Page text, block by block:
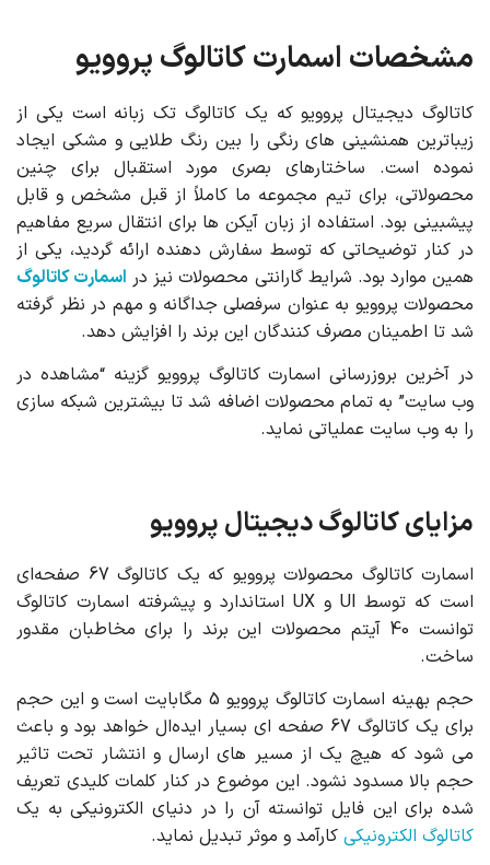
مشخصات اسمارت کاتالوگ پروویو
کاتالوگ دیجیتال پروویو که یک کاتالوگ تک زبانه است یکی از
زیباترین همنشینی های رنگی را بین رنگ طلایی و مشکی ایجاد
نموده است. ساختارهای بصری مورد استقبال برای چنین
محصولاتی، برای تیم مجموعه ما کاملاً از قبل مشخص و قابل
پیشبینی بود. استفاده از زبان آیکن ها برای انتقال سریع مفاهیم
در کنار توضیحاتی که توسط سفارش دهنده ارائه گردید، یکی از
همین موارد بود. شرایط گارانتی محصولات نیز در اسمارت کاتالوگ
محصولات پروویو به عنوان سرفصلی جداگانه و مهم در نظر گرفته
شد تا اطمینان مصرف کنندگان این برند را افزایش دهد.
در آخرین بروزرسانی اسمارت کاتالوگ پروویو گزینه “مشاهده در
وب سایت” به تمام محصولات اضافه شد تا بیشترین شبکه سازی
را به وب سایت عملیاتی نماید.
مزایای کاتالوگ دیجیتال پروویو
اسمارت کاتالوگ محصولات پروویو که یک کاتالوگ 67 صفحه‌ای
است که توسط UI و UX استاندارد و پیشرفته اسمارت کاتالوگ
توانست 40 آیتم محصولات این برند را برای مخاطبان مقدور
ساخت.
حجم بهینه اسمارت کاتالوگ پروویو 5 مگابایت است و این حجم
برای یک کاتالوگ 67 صفحه ای بسیار ایده‌ال خواهد بود و باعث
می شود که هیچ یک از مسیر های ارسال و انتشار تحت تاثیر
حجم بالا مسدود نشود. این موضوع در کنار کلمات کلیدی تعریف
شده برای این فایل توانسته آن را در دنیای الکترونیکی به یک
کاتالوگ الکترونیکی کارآمد و موثر تبدیل نماید.